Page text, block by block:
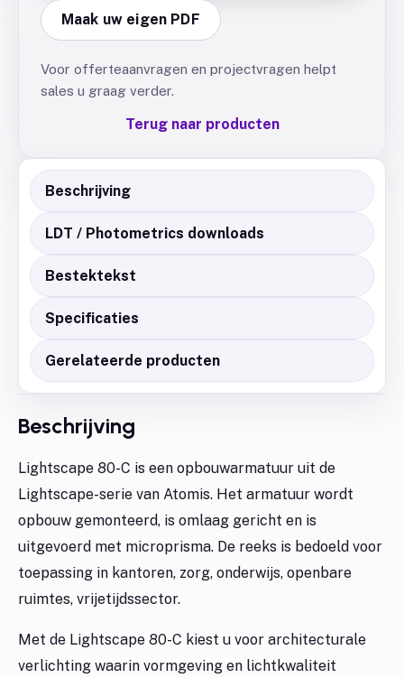
Maak uw eigen PDF
Voor offerteaanvragen en projectvragen helpt
sales u graag verder.
Terug naar producten
Beschrijving
LDT / Photometrics downloads
Bestektekst
Specificaties
Gerelateerde producten
Beschrijving
Lightscape 80-C is een opbouwarmatuur uit de
Lightscape-serie van Atomis. Het armatuur wordt
opbouw gemonteerd, is omlaag gericht en is
uitgevoerd met microprisma. De reeks is bedoeld voor
toepassing in kantoren, zorg, onderwijs, openbare
ruimtes, vrijetijdssector.
Met de Lightscape 80-C kiest u voor architecturale
verlichting waarin vormgeving en lichtkwaliteit